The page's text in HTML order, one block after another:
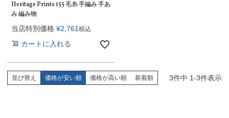
Heritage Prints 155 毛糸 手編み 手あ
み 編み物
当店特別価格 ¥2,761税込
カートに入れる
並び替え 価格が安い順 価格が高い順 新着順 3件中 1-3件表示